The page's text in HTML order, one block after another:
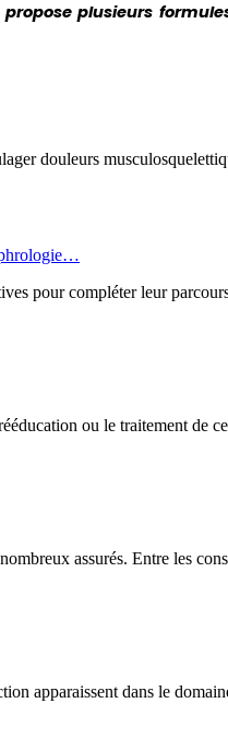
propose plusieurs
douleurs
pour compléter leur
ou le traitement de
assurés. Entre les
apparaissent dans le